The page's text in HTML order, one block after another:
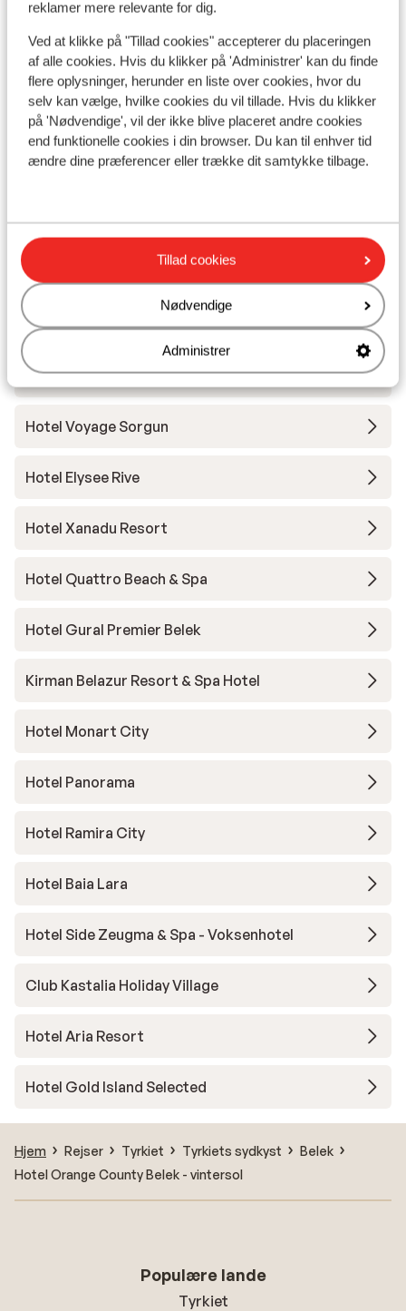
reklamer mere relevante for dig.
Ved at klikke på "Tillad cookies" accepterer du placeringen
af alle cookies. Hvis du klikker på 'Administrer' kan du finde
flere oplysninger, herunder en liste over cookies, hvor du
selv kan vælge, hvilke cookies du vil tillade. Hvis du klikker
på 'Nødvendige', vil der ikke blive placeret andre cookies
end funktionelle cookies i din browser. Du kan til enhver tid
ændre dine præferencer eller trække dit samtykke tilbage.
Tillad cookies
Nødvendige
Administrer
I området
Ved stranden (sandstrand, liggestole (gratis) ,
parasol (gratis) )
Afstand til centrum: bogazkent: ca. 5 kilometer
Nærmeste restaurant ca. 2 kilometer
Dolmus ( til centrum af mod betaling)
Andre overnatningssteder i Tyrkiets
sydkyst
Mardan Palace
Hotel Voyage Sorgun
Hotel Elysee Rive
Hotel Xanadu Resort
Hotel Quattro Beach & Spa
Hotel Gural Premier Belek
Kirman Belazur Resort & Spa Hotel
Hotel Monart City
Hotel Panorama
Hotel Ramira City
Hotel Baia Lara
Hotel Side Zeugma & Spa - Voksenhotel
Club Kastalia Holiday Village
Hotel Aria Resort
Hotel Gold Island Selected
Hjem Rejser Tyrkiet Tyrkiets sydkyst
Belek
Hotel Orange County Belek - vintersol
Populære lande
Tyrkiet